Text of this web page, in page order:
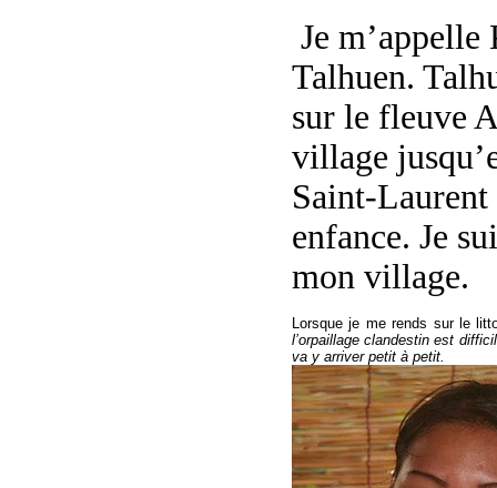
Je
Talhuen.
sur le fleuve
village
Saint-
enfance. Je
mon village.
Lorsque je me rends sur le
l’orpaillage clandestin est
va y arriver petit à petit.